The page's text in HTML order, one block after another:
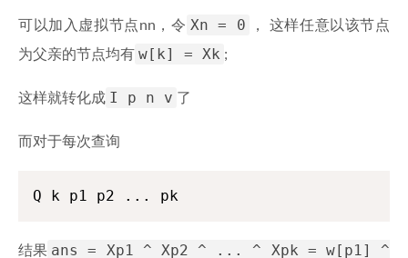
可以加入虚拟节点nn ，令 Xn = 0
， 这样任意以该节点
为父亲的节点均有 w[k] = Xk ;
这样就转化成 I p n v 了
而对于每次查询
Q k p1 p2 ... pk
结果 ans = Xp1 ^ Xp2 ^ ... ^ Xpk = w[p1] ^